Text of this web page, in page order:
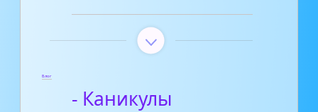
Блог
- Каникулы